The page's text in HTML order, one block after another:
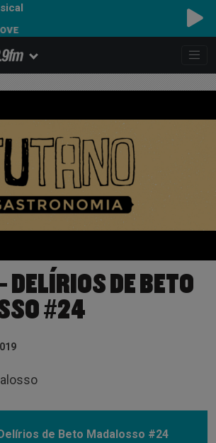
DELÍRIOS DE BETO
#24
de Beto Madalosso #24